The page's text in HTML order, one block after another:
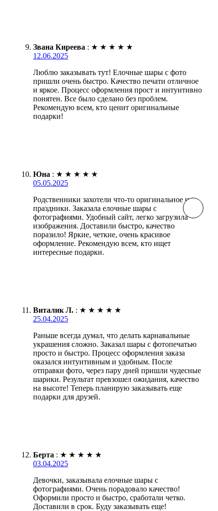
Звана Киреева : ★ ★ ★ ★ ★
12.06.2025
Люблю заказывать тут! Елочные шары с фото
пришли очень быстро. Качество печати отличное
и яркое. Процесс оформления прост и интуитивно
понятен. Все было сделано без проблем.
Рекомендую всем, кто ценит оригинальные
подарки!
Юна : ★ ★ ★ ★ ★
05.05.2025
Родственники захотели что-то оригинальное на
праздники. Заказала елочные шары с
фотографиями. Удобный сайт, легко загрузила
изображения. Доставили быстро, качество
поразило! Яркие, четкие, очень красивое
оформление. Рекомендую всем, кто ищет
интересные подарки.
Виталик Л. : ★ ★ ★ ★ ★
25.04.2025
Раньше всегда думал, что делать карнавальные
украшения сложно. Заказал шары с фотопечатью
просто и быстро. Процесс оформления заказа
оказался интуитивным и удобным. После
отправки фото, через пару дней пришли чудесные
шарики. Результат превзошел ожидания, качество
на высоте! Теперь планирую заказывать еще
подарки для друзей.
Берта : ★ ★ ★ ★ ★
03.04.2025
Девочки, заказывала елочные шары с
фотографиями. Очень порадовало качество!
Оформили просто и быстро, сработали четко.
Доставили в срок. Буду заказывать еще!